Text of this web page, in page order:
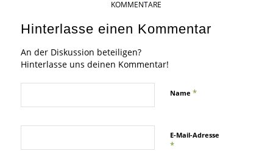
KOMMENTARE
Hinterlasse einen Kommentar
An der Diskussion beteiligen?
Hinterlasse uns deinen Kommentar!
Name *
E-Mail-Adresse
*